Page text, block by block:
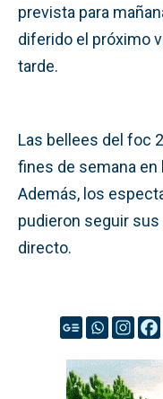
prevista para
diferido el próximo
tarde.
Las bellees del foc
fines de semana en
Además, los
pudieron seguir
directo.